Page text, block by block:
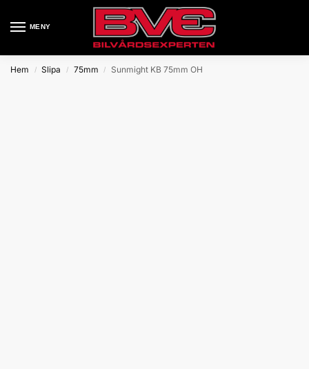
MENY
Hem / Slipa / 75mm / Sunmight KB 75mm OH